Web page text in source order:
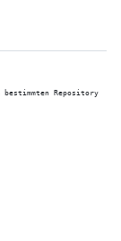
bestimmten Repository